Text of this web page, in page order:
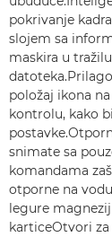
pokrivanje
slojem sa
maskira u
položaj ikona
kontrolu, kako
snimate sa
komandama
otporne na
legure
karticeOtvori